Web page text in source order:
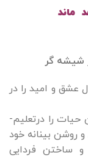
ماند
شیشه گر
عشق و امید را در
را درتعلیم­
روشن بینانه خود
و ساختن فردایی